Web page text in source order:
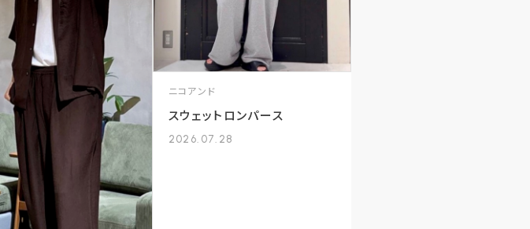
ニコアンド
スウェットロンパース
2026.07.28